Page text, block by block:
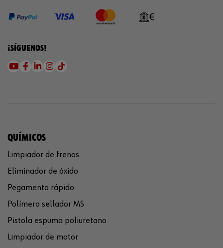
¡SÍGUENOS!
QUÍMICOS
Limpiador de frenos
Eliminador de óxido
Pegamento rápido
Polímero sellador MS
Pistola espuma poliuretano
Limpiador de motor